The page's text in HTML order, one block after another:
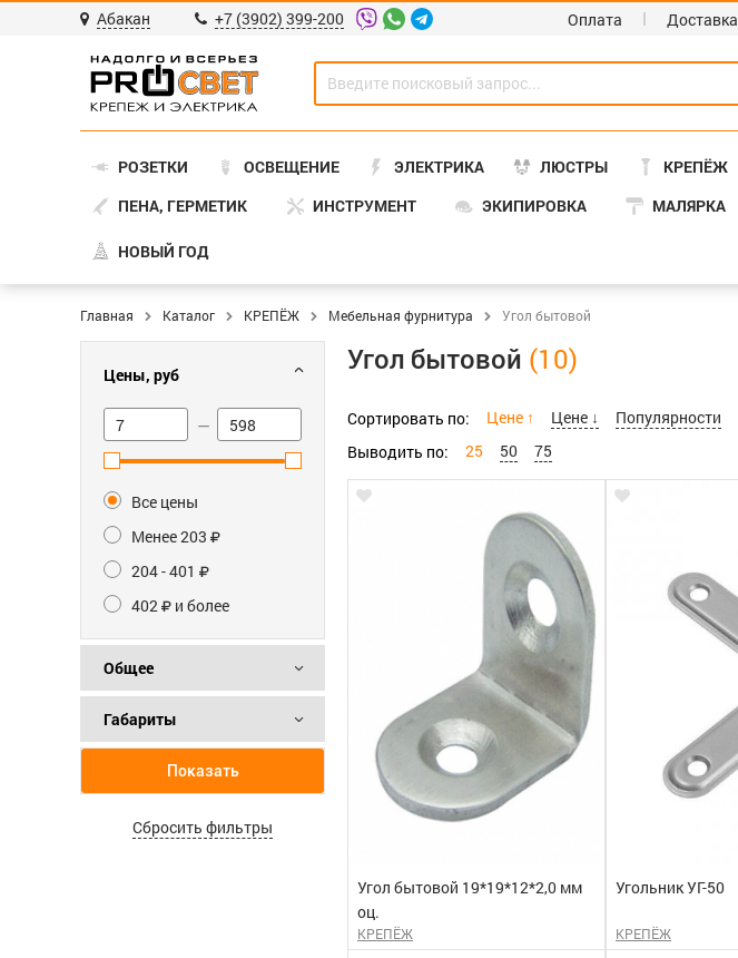
Абакан +7 (3902) 399-200 Оплата Доставка
РОЗЕТКИ ОСВЕЩЕНИЕ ЭЛЕКТРИКА ЛЮСТРЫ КРЕПЁЖ
ПЕНА, ГЕРМЕТИК
ИНСТРУМЕНТ ЭКИПИРОВКА МАЛЯРКА
НОВЫЙ ГОД
Главная Каталог КРЕПЁЖ Мебельная фурнитура Угол бытовой
Цены, руб
—
Все цены
Менее 203
204 - 401
402
и более
Общее
Габариты
Показать
Сбросить фильтры
Угол бытовой
Сортировать по: Цене ↑ Цене ↓ Популярности
Выводить по:
25 50 75
Угол бытовой 19*19*12*2,0 мм
оц.
КРЕПЁЖ
Угольник УГ-50
КРЕПЁЖ